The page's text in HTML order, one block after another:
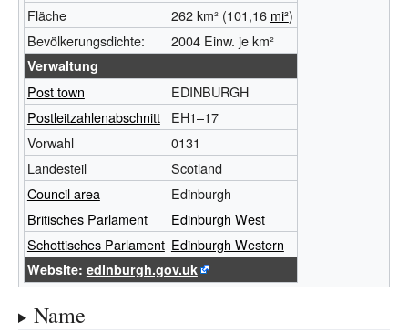
Fläche 262km² (101,16 mi²)
Bevölkerungsdichte: 2004 Einw. jekm²
Verwaltung
Post town
EDINBURGH
Postleitzahlenabschnitt
EH1–17
Vorwahl
0131
Landesteil
Scotland
Council area
Edinburgh
Britisches Parlament
Edinburgh West
Schottisches Parlament Edinburgh Western
Website: edinburgh.gov.uk
Name